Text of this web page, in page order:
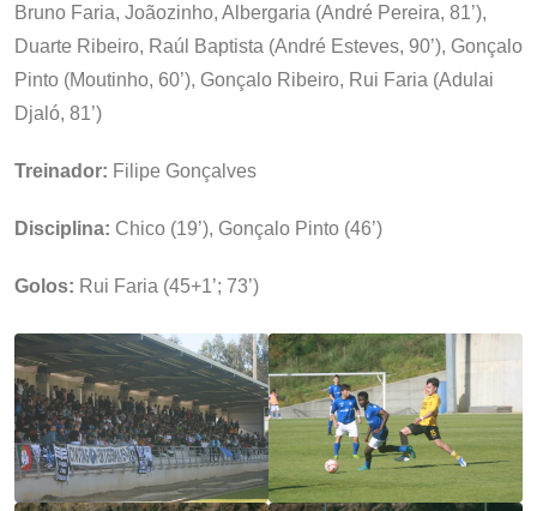
Bruno Faria, Joãozinho, Albergaria (André Pereira, 81’),
Duarte Ribeiro, Raúl Baptista (André Esteves, 90’), Gonçalo
Pinto (Moutinho, 60’), Gonçalo Ribeiro, Rui Faria (Adulai
Djaló, 81’)
Treinador: Filipe Gonçalves
Disciplina: Chico (19’), Gonçalo Pinto (46’)
Golos: Rui Faria (45+1’; 73’)